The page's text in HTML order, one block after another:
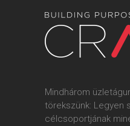
Mindhárom
törekszünk: Legyen
célcsoportjának